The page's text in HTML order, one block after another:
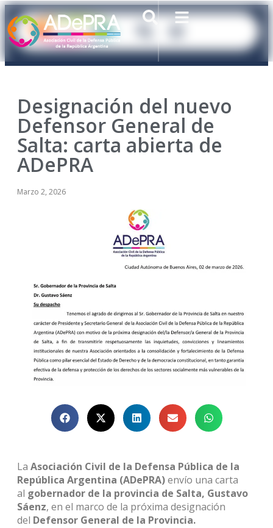
Designación del nuevo
Defensor General de
Salta: carta abierta de
ADePRA
Marzo 2, 2026
La Asociación Civil de la Defensa Pública de la
República Argentina (ADePRA)envío una carta
al gobernador de la provincia de Salta, Gustavo
Sáenz, en el marco de la próxima designación
del Defensor General de la Provincia.